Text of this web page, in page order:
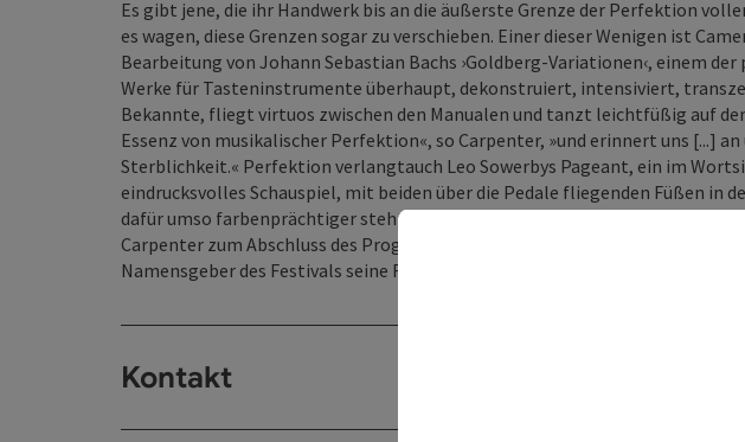
Es gibt jene, die ihr Handwerk bis an die äußerste Grenze der Perfektion
es wagen, diese Grenzen sogar zu verschieben. Einer dieser Wenigen ist
Bearbeitung von Johann Sebastian Bachs ›Goldberg-Variationen‹, einem
Werke für Tasteninstrumente überhaupt, dekonstruiert, intensiviert,
Bekannte, fliegt virtuos zwischen den Manualen und tanzt leichtfüßig auf
Essenz von musikalischer Perfektion«, so Carpenter, »und erinnert uns [...]
Sterblichkeit.« Perfektion verlangtauch Leo Sowerbys Pageant, ein im
eindrucksvolles Schauspiel, mit beiden über die Pedale fliegenden Füßen in
dafür umso farbenprächtiger steht dem Claude Debussys Prélude à l’après-
Carpenter zum Abschluss des Programms mit einer Improvisation über
Namensgeber des Festivals seine Reverenz erweist.
Kontakt